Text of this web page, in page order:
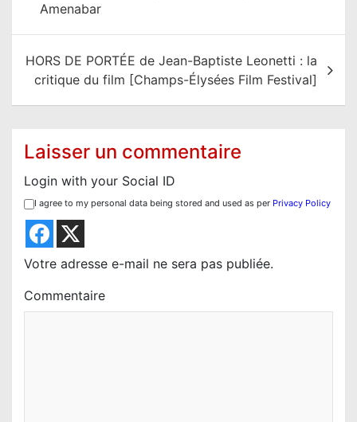
i
t
d
Amenabar
HORS DE PORTÉE de Jean-Baptiste Leonetti : la
critique du film [Champs-Élysées Film Festival]
Laisser un commentaire
Login with your Social ID
I agree to my personal data being stored and used as per Privacy Policy
Votre adresse e-mail ne sera pas publiée.
Commentaire